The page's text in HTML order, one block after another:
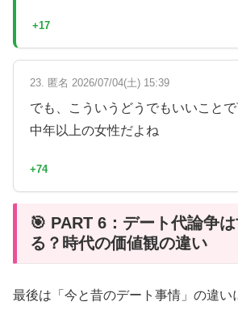
+17
23. 匿名 2026/07/04(土) 15:39
でも、こういうどうでもいいこと
中年以上の女性だよね
+74
🎯 PART 6：デート代論争
る？時代の価値観の違い
最後は「今と昔のデート事情」の違い